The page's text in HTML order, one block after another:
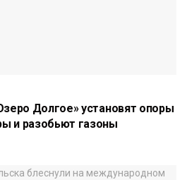
Долгое» установят опоры
и разобьют газоны